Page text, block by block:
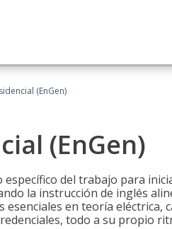
(EnGen)
(EnGen)
del trabajo para
la instrucción de inglés
en teoría eléctrica,
todo a su propio